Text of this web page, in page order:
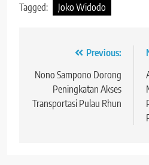
Tagged: Joko Widodo
Navigasi
pos
Previous:
Nono Sampono Dorong
Peningkatan Akses
Transportasi Pulau Rhun